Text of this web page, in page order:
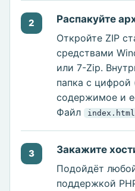
2
Распакуйте
Откройте ZIP
средствами
или 7-Zip.
папка с цифрой
содержимое и
Файл
index.html
3
Закажите
Подойдёт
поддержкой